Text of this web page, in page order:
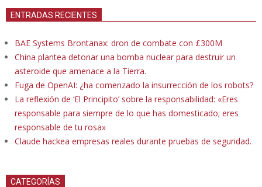
ENTRADAS RECIENTES
BAE Systems Brontanax: dron de combate con £300M
China plantea detonar una bomba nuclear para destruir un
asteroide que amenace a la Tierra.
Fuga de OpenAI: ¿ha comenzado la insurrección de los robots?
La reflexión de ‘El Principito’ sobre la responsabilidad: «Eres
responsable para siempre de lo que has domesticado; eres
responsable de tu rosa»
Claude hackea empresas reales durante pruebas de seguridad.
CATEGORÍAS